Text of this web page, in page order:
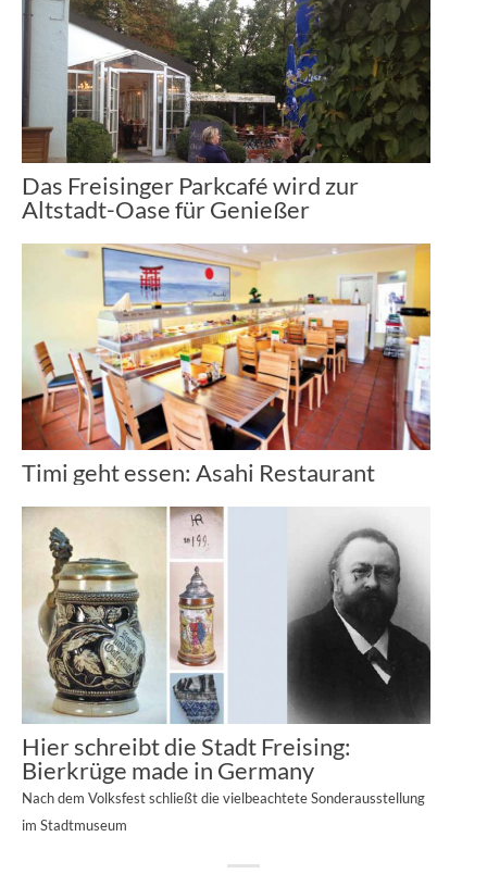
Das Freisinger Parkcafé wird zur
Altstadt-Oase für Genießer
Timi geht essen: Asahi Restaurant
Hier schreibt die Stadt Freising:
Bierkrüge made in Germany
Nach dem Volksfest schließt die vielbeachtete Sonderausstellung
im Stadtmuseum